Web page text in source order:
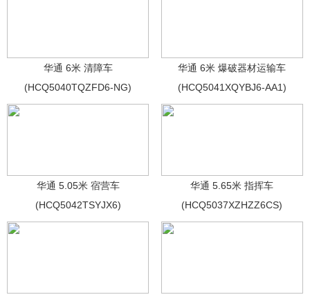
华通 6米 清障车
(HCQ5040TQZFD6-NG)
华通 6米 爆破器材运输车
(HCQ5041XQYBJ6-AA1)
华通 5.05米 宿营车
(HCQ5042TSYJX6)
华通 5.65米 指挥车
(HCQ5037XZHZZ6CS)